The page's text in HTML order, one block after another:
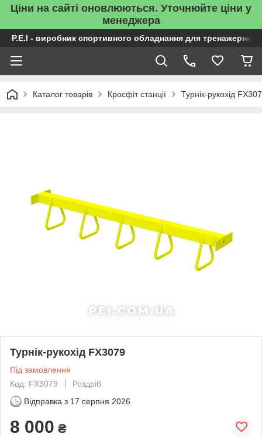
Ціни на сайті оновлюються. Уточнюйте ціни у
менеджера
P.E.I - виробник спортивного обладнання для тренажерних
Каталог товарів Кросфіт станції Турнік-рукохід
Турнік-рукохід FX3079
Під замовлення
Код: FX3079
Роздріб
Відправка з 17 серпня 2026
8 000 ₴